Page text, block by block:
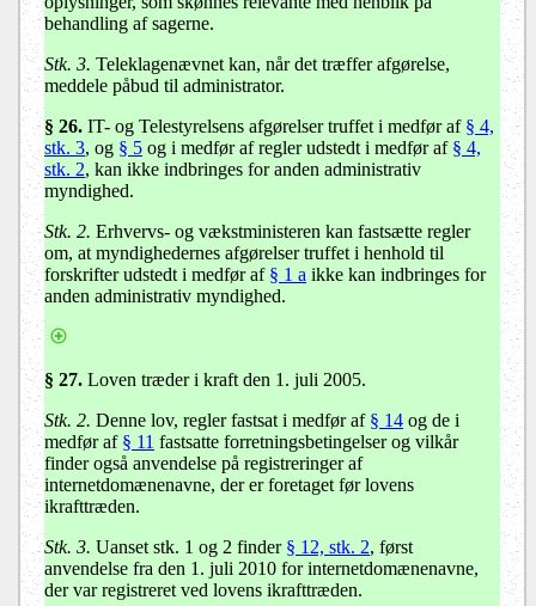
behandling af sagerne.
Stk. 3. Teleklagenævnet kan, når det træffer afgørelse,
meddele påbud til administrator.
§ 26. IT- og Telestyrelsens afgørelser truffet i medfør af § 4,
stk. 3, og § 5 og i medfør af regler udstedt i medfør af § 4,
stk. 2, kan ikke indbringes for anden administrativ
myndighed.
Stk. 2. Erhvervs- og vækstministeren kan fastsætte regler
om, at myndighedernes afgørelser truffet i henhold til
forskrifter udstedt i medfør af § 1 a ikke kan indbringes for
anden administrativ myndighed.
§ 27. Loven træder i kraft den 1. juli 2005.
Stk. 2. Denne lov, regler fastsat i medfør af § 14 og de i
medfør af § 11 fastsatte forretningsbetingelser og vilkår
finder også anvendelse på registreringer af
internetdomænenavne, der er foretaget før lovens
ikrafttræden.
Stk. 3. Uanset stk. 1 og 2 finder § 12, stk. 2, først
anvendelse fra den 1. juli 2010 for internetdomænenavne,
der var registreret ved lovens ikrafttræden.